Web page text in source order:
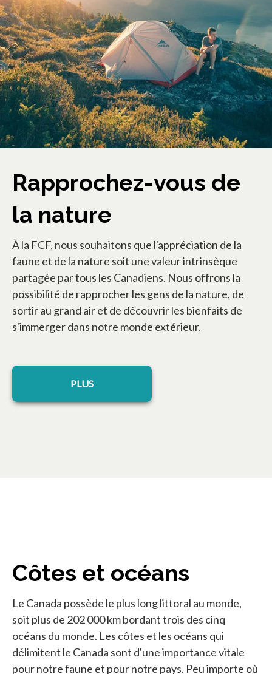
Rapprochez-vous de
la nature
À la FCF, nous souhaitons que l'appréciation de la
faune et de la nature soit une valeur intrinsèque
partagée par tous les Canadiens. Nous offrons la
possibilité de rapprocher les gens de la nature, de
sortir au grand air et de découvrir les bienfaits de
s'immerger dans notre monde extérieur.
PLUS
Côtes et océans
Le Canada possède le plus long littoral au monde,
soit plus de 202 000 km bordant trois des cinq
océans du monde. Les côtes et les océans qui
délimitent le Canada sont d'une importance vitale
pour notre faune et pour notre pays. Peu importe où